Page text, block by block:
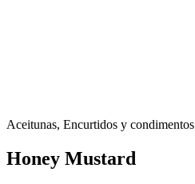
Aceitunas, Encurtidos y condimentos
Honey Mustard